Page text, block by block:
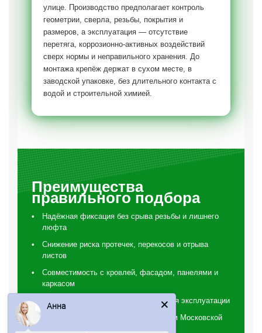
улице. Производство предполагает контроль
геометрии, сверла, резьбы, покрытия и
размеров, а эксплуатация — отсутствие
перетяга, коррозионно-активных воздействий
сверх нормы и неправильного хранения. До
монтажа крепёж держат в сухом месте, в
заводской упаковке, без длительного контакта с
водой и строительной химией.
Преимущества
правильного подбора
Надёжная фиксация без срыва резьбы и лишнего
люфта
Снижение риска протечек, перекосов и отрыва
листов
Совместимость с кровлей, фасадом, панелями и
каркасом
Подбор покрытия и цвета под условия эксплуатации
Поставка по Москве, ЦКАД и городам Московской
Анна